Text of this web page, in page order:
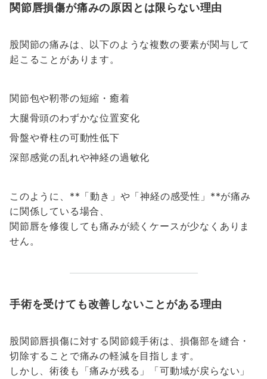
関節唇損傷が痛みの原因とは限らない理由
股関節の痛みは、以下のような複数の要素が関与して
起こることがあります。
関節包や靭帯の短縮・癒着
大腿骨頭のわずかな位置変化
骨盤や脊柱の可動性低下
深部感覚の乱れや神経の過敏化
このように、**「動き」や「神経の感受性」**が痛み
に関係している場合、
関節唇を修復しても痛みが続くケースが少なくありま
せん。
手術を受けても改善しないことがある理由
股関節唇損傷に対する関節鏡手術は、損傷部を縫合・
切除することで痛みの軽減を目指します。
しかし、術後も「痛みが残る」「可動域が戻らない」